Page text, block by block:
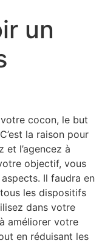
un
cocon, le but
la raison pour
et l’agencez à
objectif, vous
Il faudra en
les dispositifs
dans votre
améliorer votre
en réduisant les